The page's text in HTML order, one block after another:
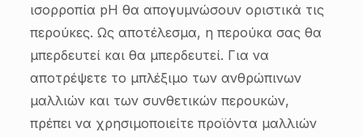
ισορροπία pH θα απογυμνώσουν οριστικά τις
περούκες. Ως αποτέλεσμα, η περούκα σας θα
μπερδευτεί και θα μπερδευτεί. Για να
αποτρέψετε το μπλέξιμο των ανθρώπινων
μαλλιών και των συνθετικών περουκών,
πρέπει να χρησιμοποιείτε προϊόντα μαλλιών